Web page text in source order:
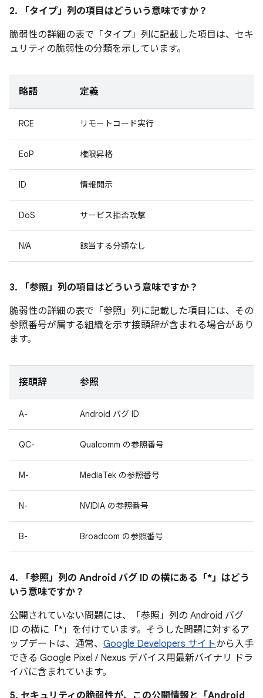
2. 「タイプ」 列の項目はどういう意味ですか？
脆弱性の詳細の表で「タイプ」 列に記載した項目は、セキ
ュリティの脆弱性の分類を示しています。
略語 定義
RCE リモートコード実行
EoP 権限昇格
ID 情報開示
DoS サービス拒否攻撃
N/A 該当する分類なし
3. 「参照」 列の項目はどういう意味ですか？
脆弱性の詳細の表で「参照」列に記載した項目には、その
参照番号が属する組織を示す接頭辞が含まれる場合があり
ます。
接頭辞 参照
A- Android バグ ID
QC- Qualcomm の参照番号
M- MediaTek の参照番号
N- NVIDIA の参照番号
B- Broadcom の参照番号
4. 「参照」 列の Android バグ ID の横にある「*」はどう
いう意味ですか？
公開されていない問題には、「参照」列の Android バグ
ID の横に「*」を付けています。そうした問題に対するア
ップデートは、通常、 Google Developers サイトから入手
できる Google Pixel / Nexus デバイス用最新バイナリ ドラ
イバに含まれています。
5. セキュリティの脆弱性が、この公開情報と「Android